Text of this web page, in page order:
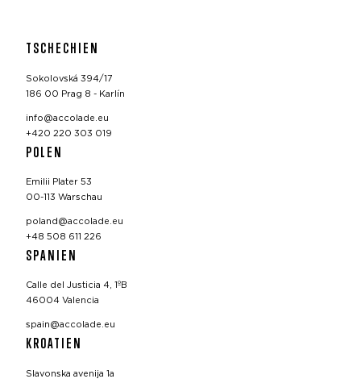
TSCHECHIEN
Sokolovská 394/17
186 00 Prag 8 - Karlín
info@accolade.eu
+420 220 303 019
POLEN
Emilii Plater 53
00-113 Warschau
poland@accolade.eu
+48 508 611 226
SPANIEN
Calle del Justicia 4, 1ºB
46004 Valencia
spain@accolade.eu
KROATIEN
Slavonska avenija 1a